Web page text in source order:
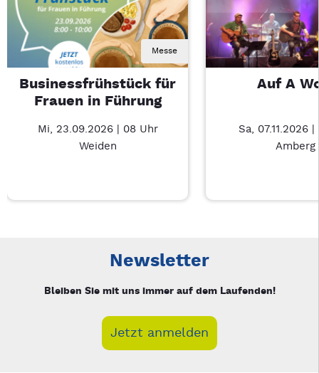
Messe
Businessfrühstück für
Frauen in Führung
Mi, 23.09.2026 | 08 Uhr
Weiden
Auf A
Sa, 07.11.2026
Amberg
Newsletter
Bleiben Sie mit uns immer auf dem Laufenden!
Jetzt anmelden